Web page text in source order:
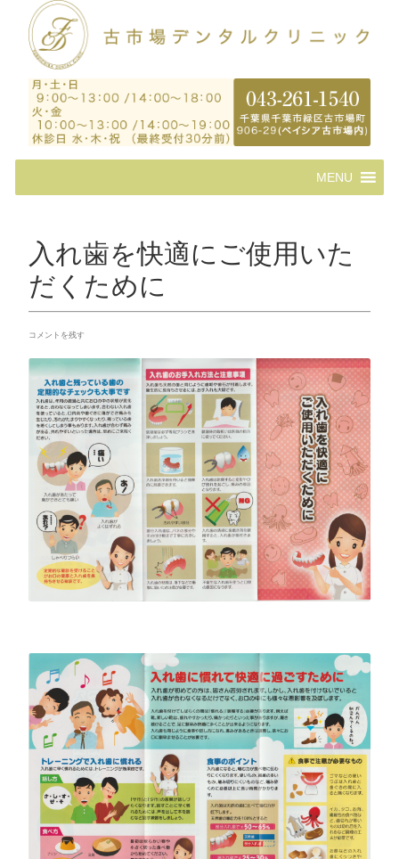
へ
ッ
MENU
入れ歯を快適にご使用いた
だくために
コメントを残す